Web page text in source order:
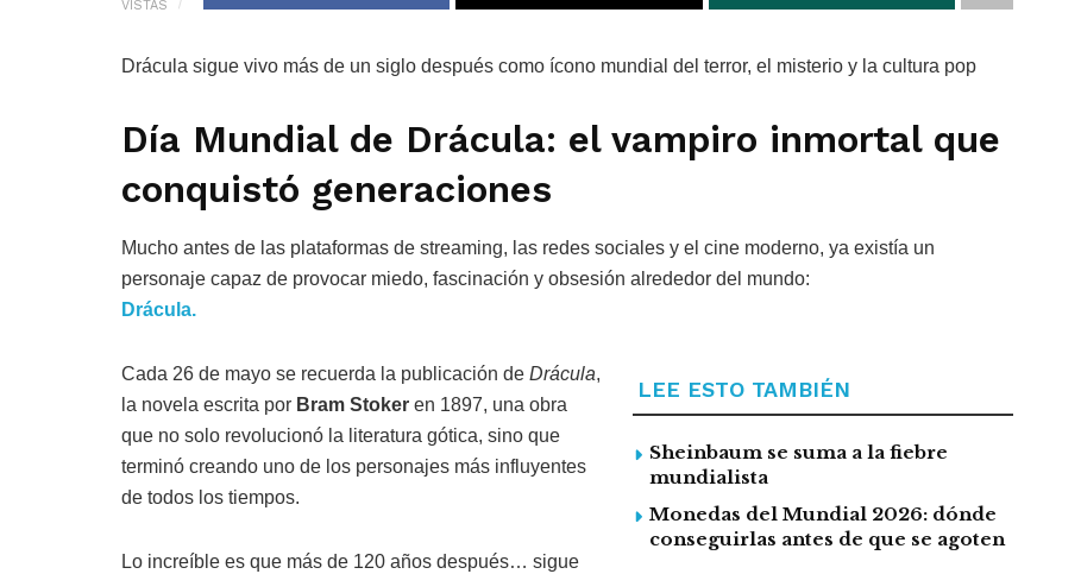
VISTAS
Drácula sigue vivo más de un siglo después como ícono mundial del terror, el misterio y la cultura pop
Día Mundial de Drácula: el vampiro inmortal que
conquistó generaciones
Mucho antes de las plataformas de streaming, las redes sociales y el cine moderno, ya existía un
personaje capaz de provocar miedo, fascinación y obsesión alrededor del mundo:
Drácula.
LEE ESTO TAMBIÉN
Sheinbaum se suma a la fiebre
mundialista
Monedas del Mundial 2026: dónde
conseguirlas antes de que se agoten
Cada 26 de mayo se recuerda la publicación de Drácula,
la novela escrita por Bram Stoker en 1897, una obra
que no solo revolucionó la literatura gótica, sino que
terminó creando uno de los personajes más influyentes
de todos los tiempos.
Lo increíble es que más de 120 años después… sigue